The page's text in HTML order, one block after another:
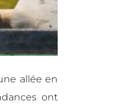
allée en
ont